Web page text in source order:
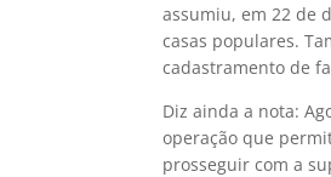
assumiu, em 22 de
casas populares.
cadastramento de
Diz ainda a nota:
operação que
prosseguir com a